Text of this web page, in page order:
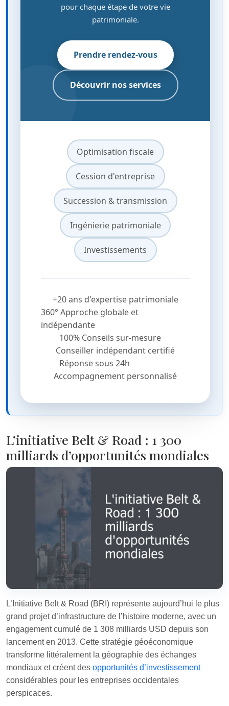
pour chaque étape de votre vie
patrimoniale.
Prendre rendez-vous
Découvrir nos services
Optimisation fiscale
Cession d'entreprise
Succession & transmission
Ingénierie patrimoniale
Investissements
+20 ans d'expertise patrimoniale
360° Approche globale et
indépendante
100% Conseils sur-mesure
Conseiller indépendant certifié
Réponse sous 24h
Accompagnement personnalisé
L’initiative Belt & Road : 1 300
milliards d’opportunités mondiales
L’Initiative Belt & Road (BRI) représente aujourd’hui le plus
grand projet d’infrastructure de l’histoire moderne, avec un
engagement cumulé de 1 308 milliards USD depuis son
lancement en 2013. Cette stratégie géoéconomique
transforme littéralement la géographie des échanges
mondiaux et créent des opportunités d’investissement
considérables pour les entreprises occidentales
perspicaces.